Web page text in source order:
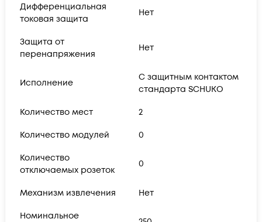
Дифференциальная
токовая защита
Нет
Защита от
перенапряжения
Нет
Исполнение
С защитным контактом
стандарта SCHUKO
Количество мест 2
Количество модулей 0
Количество
отключаемых розеток
0
Механизм извлечения Нет
Номинальное